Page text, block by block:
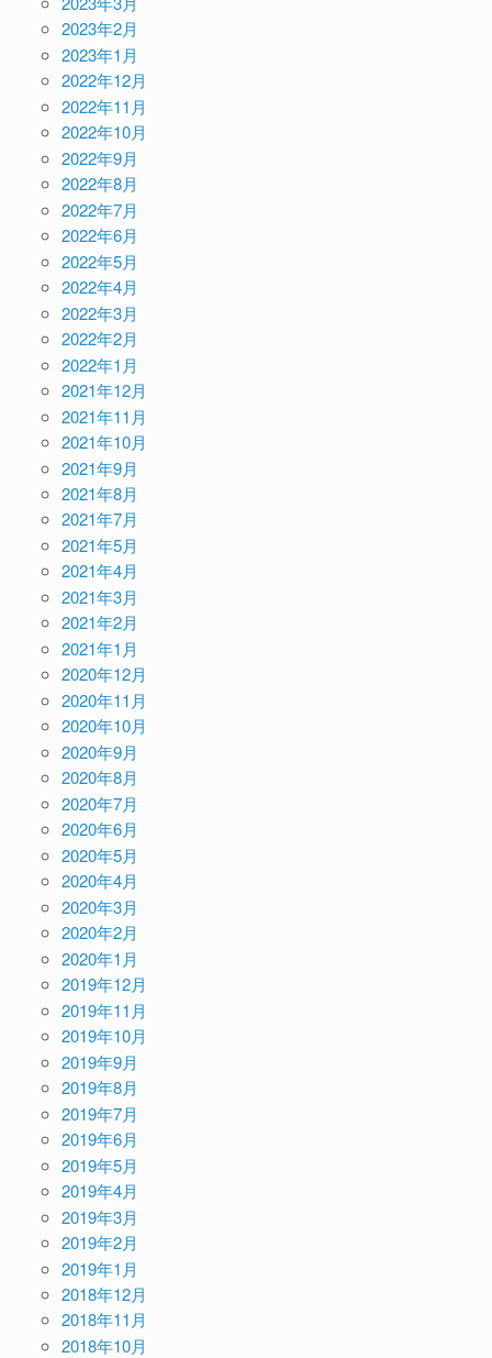
2023年2月
2023年1月
2022年12月
2022年11月
2022年10月
2022年9月
2022年8月
2022年7月
2022年6月
2022年5月
2022年4月
2022年3月
2022年2月
2022年1月
2021年12月
2021年11月
2021年10月
2021年9月
2021年8月
2021年7月
2021年5月
2021年4月
2021年3月
2021年2月
2021年1月
2020年12月
2020年11月
2020年10月
2020年9月
2020年8月
2020年7月
2020年6月
2020年5月
2020年4月
2020年3月
2020年2月
2020年1月
2019年12月
2019年11月
2019年10月
2019年9月
2019年8月
2019年7月
2019年6月
2019年5月
2019年4月
2019年3月
2019年2月
2019年1月
2018年12月
2018年11月
2018年10月